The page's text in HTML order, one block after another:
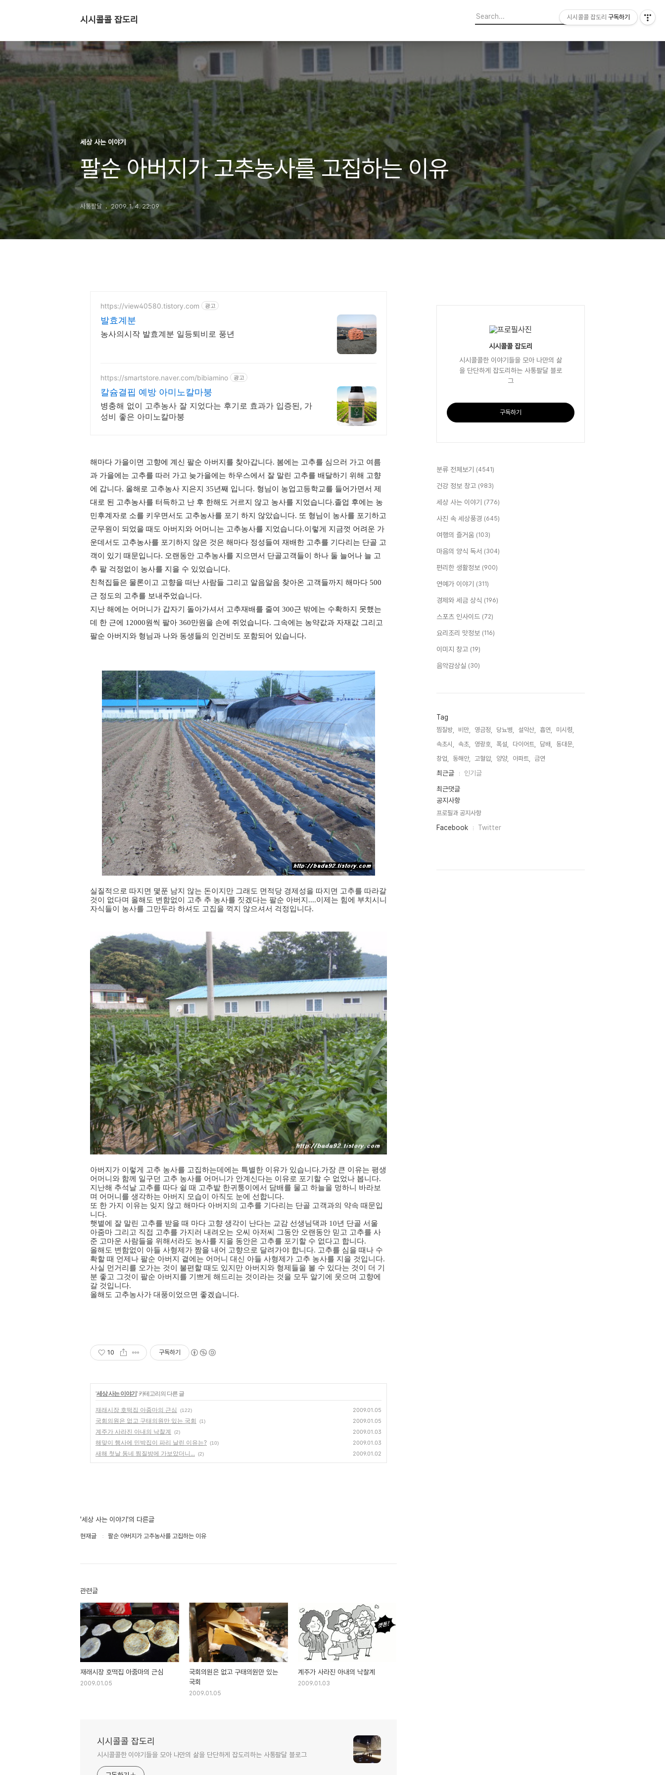
시시콜콜 잡도리
세상 사는 이야기
팔순 아버지가 고추농사를 고집하는 이유
사통팔달 2009. 1. 4. 22:09
https://view40580.tistory.com 광고
발효계분
농사의시작 발효계분 일등퇴비로 풍년
https://smartstore.naver.com/bibiamino 광고
칼슘결핍 예방 아미노칼마붕
병충해 없이 고추농사 잘 지었다는 후기로 효과가 입증된, 가
성비 좋은 아미노칼마붕
해마다 가을이면 고향에 계신 팔순 아버지를 찾아갑니다. 봄에는 고추를 심으러 가고 여름
과 가을에는 고추를 따러 가고 늦가을에는 하우스에서 잘 말린 고추를 배달하기 위해 고향
에 갑니다. 올해로 고추농사 지은지 35년째 입니다. 형님이 농업고등학교를 들어가면서 제
대로 된 고추농사를 터득하고 난 후 한해도 거르지 않고 농사를 지었습니다.졸업 후에는 농
민후계자로 소를 키우면서도 고추농사를 포기 하지 않았습니다. 또 형님이 농사를 포기하고
군무원이 되었을 때 도 아버지와 어머니는 고추농사를 지었습니다.이렇게 지금껏 어려운 가
운데서도 고추농사를 포기하지 않은 것은 해마다 정성들여 재배한 고추를 기다리는 단골 고
객이 있기 때문입니다. 오랜동안 고추농사를 지으면서 단골고객들이 하나 둘 늘어나 늘 고
추 팔 걱정없이 농사를 지을 수 있었습니다.
친척집들은 물론이고 고향을 떠난 사람들 그리고 알음알음 찾아온 고객들까지 해마다 500
근 정도의 고추를 보내주었습니다.
지난 해에는 어머니가 갑자기 돌아가셔서 고추재배를 줄여 300근 밖에는 수확하지 못했는
데 한 근에 12000원씩 팔아 360만원을 손에 쥐었습니다. 그속에는 농약값과 자재값 그리고
팔순 아버지와 형님과 나와 동생들의 인건비도 포함되어 있습니다.
실질적으로 따지면 몇푼 남지 않는 돈이지만 그래도 면적당 경제성을 따지면 고추를 따라갈
것이 없다며 올해도 변함없이 고추 추 농사를 짓겠다는 팔순 아버지....이제는 힘에 부치시니
자식들이 농사를 그만두라 하셔도 고집을 꺽지 않으셔서 걱정입니다.
아버지가 이렇게 고추 농사를 고집하는데에는 특별한 이유가 있습니다.가장 큰 이유는 평생
어머니와 함께 일구던 고추 농사를 어머니가 안계신다는 이유로 포기할 수 없었나 봅니다.
지난해 추석날 고추를 따다 쉴 때 고추밭 한귀퉁이에서 담배를 물고 하늘을 멍하니 바라보
며 어머니를 생각하는 아버지 모습이 아직도 눈에 선합니다.
또 한 가지 이유는 잊지 않고 해마다 아버지의 고추를 기다리는 단골 고객과의 약속 때문입
니다.
햇볕에 잘 말린 고추를 받을 때 마다 고향 생각이 난다는 교감 선생님댁과 10년 단골 서울
아줌마 그리고 직접 고추를 가지러 내려오는 오씨 아저씨 그동안 오랜동안 믿고 고추를 사
준 고마운 사람들을 위해서라도 농사를 지을 동안은 고추를 포기할 수 없다고 합니다.
올해도 변함없이 아들 사형제가 짬을 내어 고향으로 달려가야 합니다. 고추를 심을 때나 수
확할 때 언제나 팔순 아버지 곁에는 어머니 대신 아들 사형제가 고추 농사를 지을 것입니다.
사실 먼거리를 오가는 것이 불편할 때도 있지만 아버지와 형제들을 볼 수 있다는 것이 더 기
분 좋고 그것이 팔순 아버지를 기쁘게 해드리는 것이라는 것을 모두 알기에 웃으며 고향에
갈 것입니다.
올해도 고추농사가 대풍이었으면 좋겠습니다.
10 구독하기
'세상 사는 이야기' 카테고리의 다른 글
재래시장 호떡집 아줌마의 근심 (122) 2009.01.05
국회의원은 없고 구태의원만 있는 국회 (1) 2009.01.05
계주가 사라진 아내의 낙찰계 (2) 2009.01.03
해맞이 행사에 민박집이 파리 날린 이유는? (10) 2009.01.03
새해 첫날 동네 찜질방에 가보았더니... (2) 2009.01.02
'세상 사는 이야기'의 다른글
현재글 팔순 아버지가 고추농사를 고집하는 이유
관련글
재래시장 호떡집 아줌마의 근심
2009.01.05
국회의원은 없고 구태의원만 있는
국회
2009.01.05
계주가 사라진 아내의 낙찰계
2009.01.03
시시콜콜 잡도리
시시콜콜한 이야기들을 모아 나만의 삶을 단단하게 잡도리하는 사통팔달 블로그
시시콜콜 잡도리
시시콜콜한 이야기들을 모아 나만의 삶
을 단단하게 잡도리하는 사통팔달 블로
그
구독하기
분류 전체보기 (4541)
건강 정보 창고 (983)
세상 사는 이야기 (776)
사진 속 세상풍경 (645)
여행의 즐거움 (103)
마음의 양식 독서 (304)
편리한 생활정보 (900)
연예가 이야기 (311)
경제와 세금 상식 (196)
스포츠 인사이드 (72)
요리조리 맛정보 (116)
이미지 창고 (19)
음악감상실 (30)
Tag
찜질방, 비만, 영금정, 당뇨병, 설악산, 흡연,
미시령,
속초시,
속초, 영랑호, 폭설, 다이어트, 담배,
동대문,
창업,
동해안, 고혈압, 양양, 아파트, 금연,
최
글
인
기
최근글
인기글
최근댓글
공지사항
프로필과 공지사항
페
Facebook Twitter
시시콜콜 잡도리 구독하기